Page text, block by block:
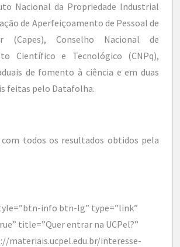
Nacional da Propriedade Industrial
de Aperfeiçoamento de Pessoal de
(Capes), Conselho Nacional de
Científico e Tecnológico (CNPq),
de fomento à ciência e em duas
feitas pelo Datafolha.
todos os resultados obtidos pela
info btn-lg” type=”link”
title=”Quer entrar na UCPel?”
materiais.ucpel.edu.br/interesse-